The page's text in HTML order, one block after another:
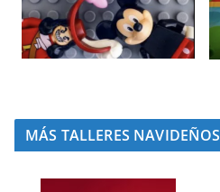
MÁS TALLERES NAVIDEÑOS